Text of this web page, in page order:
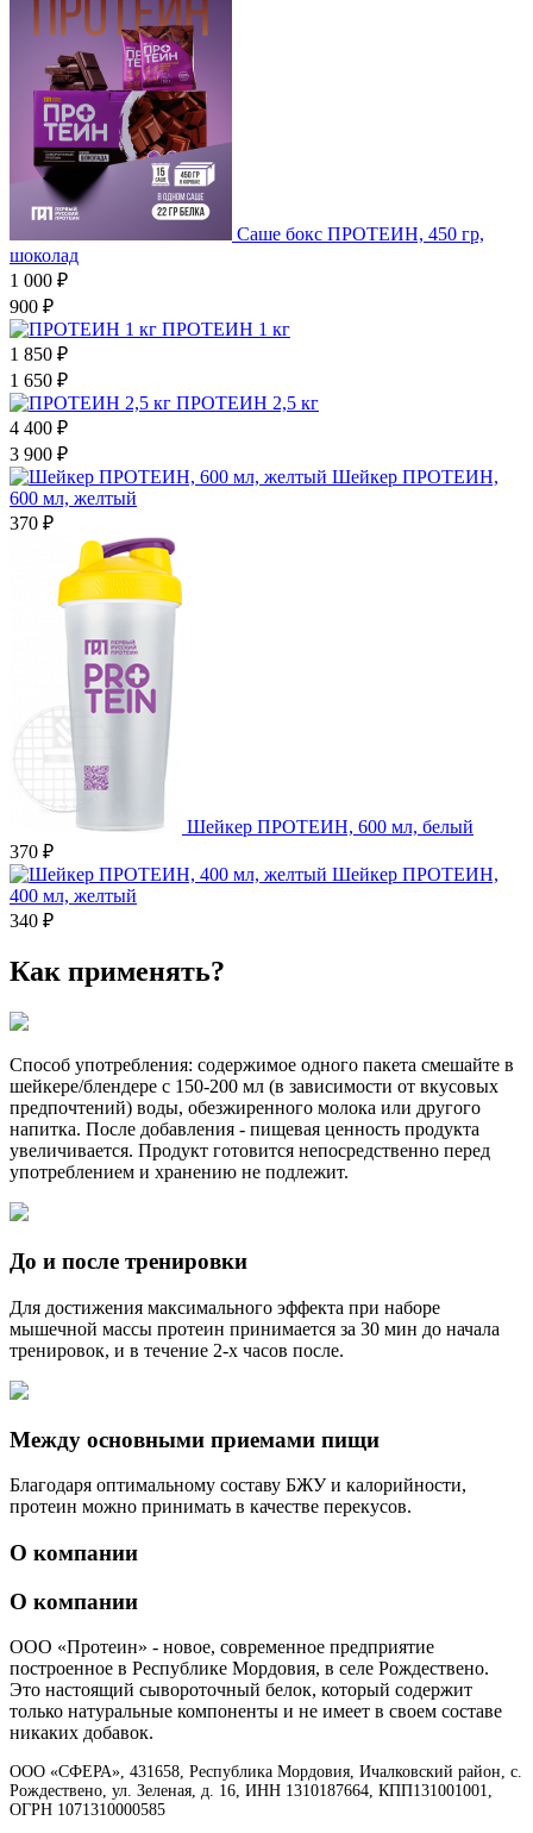
Саше бокс ПРОТЕИН, 450 гр,
шоколад
1 000 ₽
900 ₽
ПРОТЕИН 1 кг
1 850 ₽
1 650 ₽
ПРОТЕИН 2,5 кг
4 400 ₽
3 900 ₽
Шейкер ПРОТЕИН,
600 мл, желтый
370 ₽
Шейкер ПРОТЕИН, 600 мл, белый
370 ₽
Шейкер ПРОТЕИН,
400 мл, желтый
340 ₽
Как применять?
Способ употребления: содержимое одного пакета смешайте в
шейкере/блендере с 150-200 мл (в зависимости от вкусовых
предпочтений) воды, обезжиренного молока или другого
напитка. После добавления - пищевая ценность продукта
увеличивается. Продукт готовится непосредственно перед
употреблением и хранению не подлежит.
До и после тренировки
Для достижения максимального эффекта при наборе
мышечной массы протеин принимается за 30 мин до начала
тренировок, и в течение 2-х часов после.
Между основными приемами пищи
Благодаря оптимальному составу БЖУ и калорийности,
протеин можно принимать в качестве перекусов.
О компании
О компании
ООО «Протеин» - новое, современное предприятие
построенное в Республике Мордовия, в селе Рождествено.
Это настоящий сывороточный белок, который содержит
только натуральные компоненты и не имеет в своем составе
никаких добавок.
ООО «СФЕРА», 431658, Республика Мордовия, Ичалковский район, с.
Рождествено, ул. Зеленая, д. 16, ИНН 1310187664, КПП131001001,
ОГРН 1071310000585